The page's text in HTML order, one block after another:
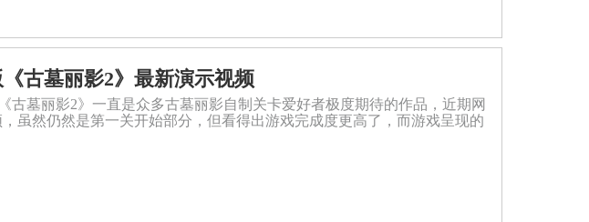
古墓丽影2》最新演示视频
古墓丽影2》一直是众多古墓丽影自制关卡爱好者极度期待的作品，近期网
虽然仍然是第一关开始部分，但看得出游戏完成度更高了，而游戏呈现的